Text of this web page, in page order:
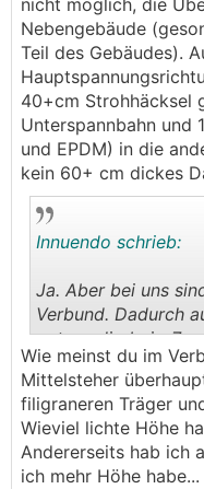
😬
nicht möglich, die
Nebengebäude
Teil des Gebäudes).
40+cm Strohhäcksel
Unterspannbahn und
und EPDM) in die
kein 60+ cm dickes
Innuendo schrieb:
Ja. Aber bei uns
Verbund. Dadurch
notwendig bei >7m
Wie meinst du im
Mittelsteher
filigraneren Träger
Wieviel lichte Höhe
Andererseits hab ich
ich mehr Höhe habe...